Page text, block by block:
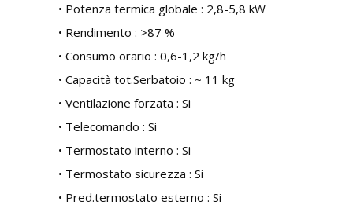
• Potenza termica globale : 2,8-5,8 kW
• Rendimento : >87 %
• Consumo orario : 0,6-1,2 kg/h
• Capacità tot.Serbatoio : ~ 11 kg
• Ventilazione forzata : Si
• Telecomando : Si
• Termostato interno : Si
• Termostato sicurezza : Si
• Pred.termostato esterno : Si